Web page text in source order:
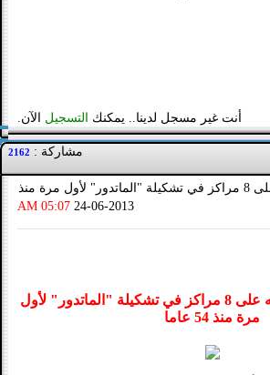
أنت غير مسجل لدينا.. يمكنك التسجيل الآن.
مشاركة : 2162
برشلونة يفرض سيطرته على 8 مراكز في تشكيلة "الماتدور" لأول مرة منذ
24-06-2013
05:07 AM
برشلونة يفرض سيطرته على 8 مراكز في تشكيلة "الماتدور" لأول
مرة منذ 54 عاما